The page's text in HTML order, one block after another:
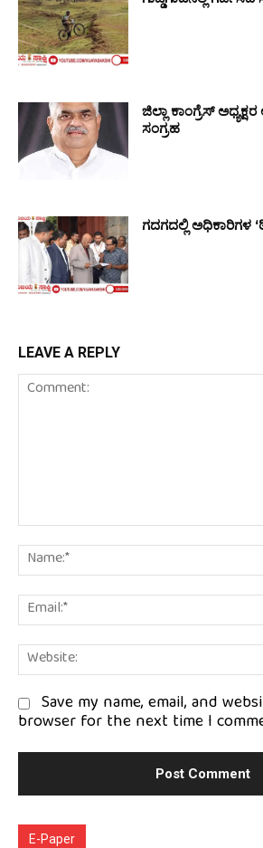
ಜಿಲ್ಲಾ ಕಾಂಗ್ರೆಸ್
ಸಂಗ್ರಹ
ಗದಗದಲ್ಲಿ ಅಧಿಕಾರಿಗಳ
LEAVE A REPLY
Comment:
Save my name, email, and
browser for the next time I
E-Paper